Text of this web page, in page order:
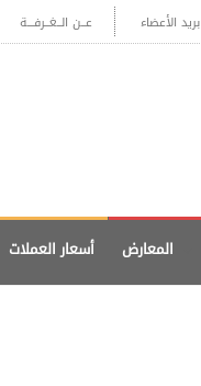
بريد الأعضاء عــن الــغــرفـــة
المعارض أسعار العملات